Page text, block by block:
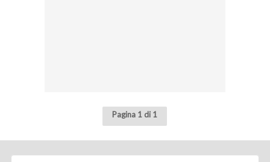
Pagina 1 di 1